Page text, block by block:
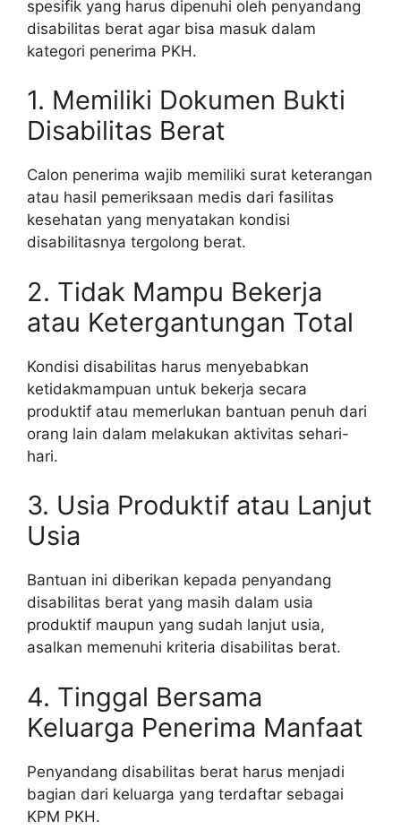
spesifik yang harus dipenuhi oleh penyandang
disabilitas berat agar bisa masuk dalam
kategori penerima PKH.
1. Memiliki Dokumen Bukti
Disabilitas Berat
Calon penerima wajib memiliki surat keterangan
atau hasil pemeriksaan medis dari fasilitas
kesehatan yang menyatakan kondisi
disabilitasnya tergolong berat.
2. Tidak Mampu Bekerja
atau Ketergantungan Total
Kondisi disabilitas harus menyebabkan
ketidakmampuan untuk bekerja secara
produktif atau memerlukan bantuan penuh dari
orang lain dalam melakukan aktivitas sehari-
hari.
3. Usia Produktif atau Lanjut
Usia
Bantuan ini diberikan kepada penyandang
disabilitas berat yang masih dalam usia
produktif maupun yang sudah lanjut usia,
asalkan memenuhi kriteria disabilitas berat.
4. Tinggal Bersama
Keluarga Penerima Manfaat
Penyandang disabilitas berat harus menjadi
bagian dari keluarga yang terdaftar sebagai
KPM PKH.